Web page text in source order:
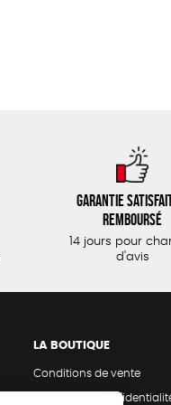
Garantie
remboursé
14 jours pour
d'avis
LA BOUTIQUE
Conditions de vente
Politique de